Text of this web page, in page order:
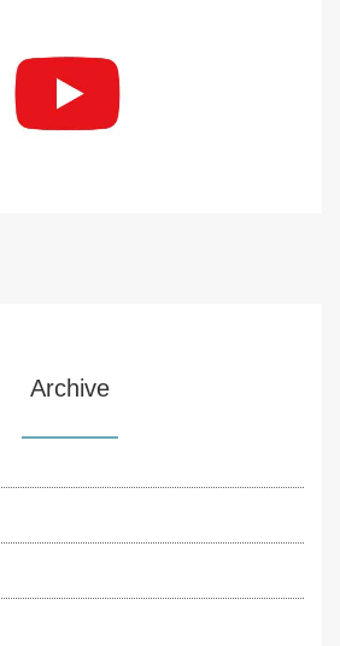
Archive